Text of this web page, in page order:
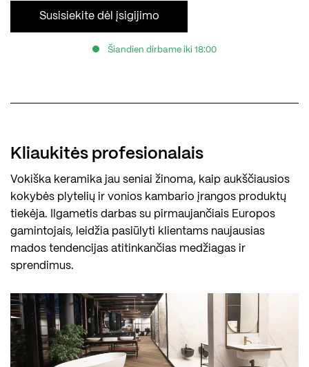
Susisiekite dėl įsigijimo
Šiandien dirbame iki 18:00
Kliaukitės profesionalais
Vokiška keramika jau seniai žinoma, kaip aukščiausios
kokybės plytelių ir vonios kambario įrangos produktų
tiekėja. Ilgametis darbas su pirmaujančiais Europos
gamintojais, leidžia pasiūlyti klientams naujausias
mados tendencijas atitinkančias medžiagas ir
sprendimus.